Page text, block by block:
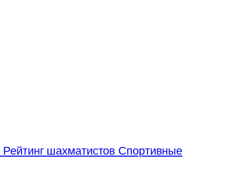
Рейтинг шахматистов Спортивные